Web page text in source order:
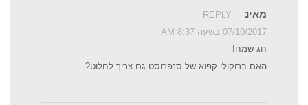
מאינ
REPLY
07/10/2017 בשעה 8:37 AM
חג שמח!
האם ברוקולי קפוא של סנפרוסט גם צריך לחלוט?